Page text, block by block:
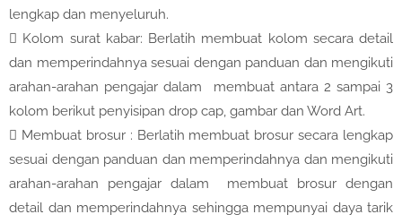
lengkap dan menyeluruh.
 Kolom surat kabar: Berlatih membuat kolom secara detail
dan memperindahnya sesuai dengan panduan dan mengikuti
arahan-arahan pengajar dalam membuat antara 2 sampai 3
kolom berikut penyisipan drop cap, gambar dan Word Art.
 Membuat brosur : Berlatih membuat brosur secara lengkap
sesuai dengan panduan dan memperindahnya dan mengikuti
arahan-arahan pengajar dalam membuat brosur dengan
detail dan memperindahnya sehingga mempunyai daya tarik